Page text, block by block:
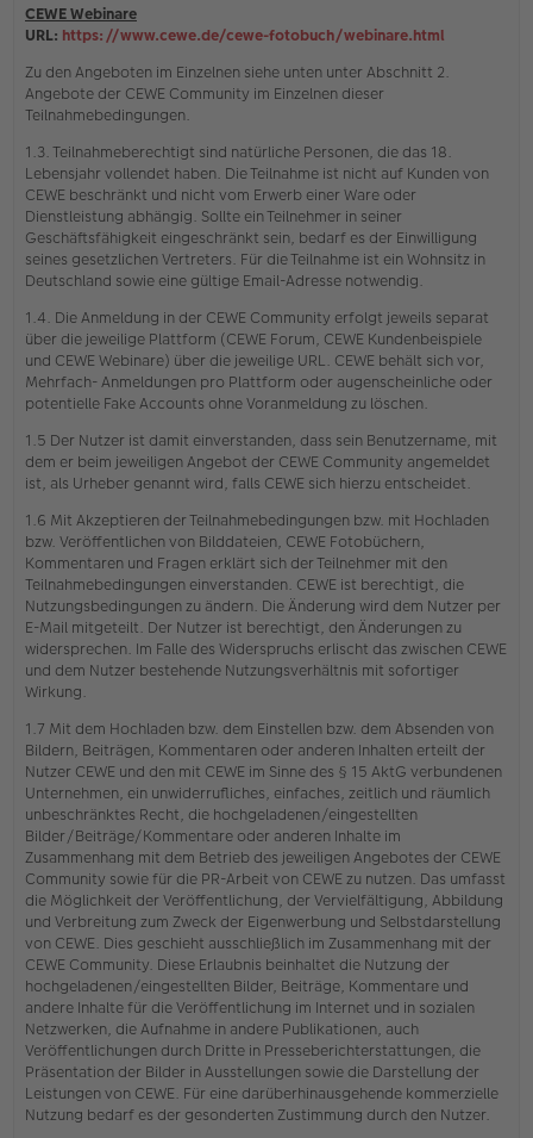
CEWE Webinare
URL: https://www.cewe.de/cewe-fotobuch/webinare.html
Zu den Angeboten im Einzelnen siehe unten unter Abschnitt 2.
Angebote der CEWE Community im Einzelnen dieser
Teilnahmebedingungen.
1.3. Teilnahmeberechtigt sind natürliche Personen, die das 18.
Lebensjahr vollendet haben. Die Teilnahme ist nicht auf Kunden von
CEWE beschränkt und nicht vom Erwerb einer Ware oder
Dienstleistung abhängig. Sollte ein Teilnehmer in seiner
Geschäftsfähigkeit eingeschränkt sein, bedarf es der Einwilligung
seines gesetzlichen Vertreters. Für die Teilnahme ist ein Wohnsitz in
Deutschland sowie eine gültige Email-Adresse notwendig.
1.4. Die Anmeldung in der CEWE Community erfolgt jeweils separat
über die jeweilige Plattform (CEWE Forum, CEWE Kundenbeispiele
und CEWE Webinare) über die jeweilige URL. CEWE behält sich vor,
Mehrfach- Anmeldungen pro Plattform oder augenscheinliche oder
potentielle Fake Accounts ohne Voranmeldung zu löschen.
1.5 Der Nutzer ist damit einverstanden, dass sein Benutzername, mit
dem er beim jeweiligen Angebot der CEWE Community angemeldet
ist, als Urheber genannt wird, falls CEWE sich hierzu entscheidet.
1.6 Mit Akzeptieren der Teilnahmebedingungen bzw. mit Hochladen
bzw. Veröffentlichen von Bilddateien, CEWE Fotobüchern,
Kommentaren und Fragen erklärt sich der Teilnehmer mit den
Teilnahmebedingungen einverstanden. CEWE ist berechtigt, die
Nutzungsbedingungen zu ändern. Die Änderung wird dem Nutzer per
E-Mail mitgeteilt. Der Nutzer ist berechtigt, den Änderungen zu
widersprechen. Im Falle des Widerspruchs erlischt das zwischen CEWE
und dem Nutzer bestehende Nutzungsverhältnis mit sofortiger
Wirkung.
1.7 Mit dem Hochladen bzw. dem Einstellen bzw. dem Absenden von
Bildern, Beiträgen, Kommentaren oder anderen Inhalten erteilt der
Nutzer CEWE und den mit CEWE im Sinne des § 15 AktG verbundenen
Unternehmen, ein unwiderrufliches, einfaches, zeitlich und räumlich
unbeschränktes Recht, die hochgeladenen/eingestellten
Bilder/Beiträge/Kommentare oder anderen Inhalte im
Zusammenhang mit dem Betrieb des jeweiligen Angebotes der CEWE
Community sowie für die PR-Arbeit von CEWE zu nutzen. Das umfasst
die Möglichkeit der Veröffentlichung, der Vervielfältigung, Abbildung
und Verbreitung zum Zweck der Eigenwerbung und Selbstdarstellung
von CEWE. Dies geschieht ausschließlich im Zusammenhang mit der
CEWE Community. Diese Erlaubnis beinhaltet die Nutzung der
hochgeladenen/eingestellten Bilder, Beiträge, Kommentare und
andere Inhalte für die Veröffentlichung im Internet und in sozialen
Netzwerken, die Aufnahme in andere Publikationen, auch
Veröffentlichungen durch Dritte in Presseberichterstattungen, die
Präsentation der Bilder in Ausstellungen sowie die Darstellung der
Leistungen von CEWE. Für eine darüberhinausgehende kommerzielle
Nutzung bedarf es der gesonderten Zustimmung durch den Nutzer.